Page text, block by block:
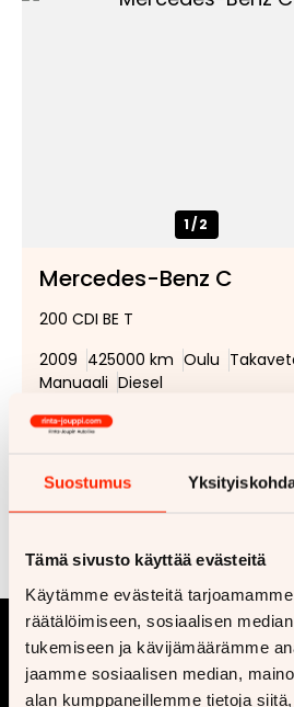
Suostumus
Tämä sivusto käyttää evästeitä
Käytämme evästeitä
räätälöimiseen, sosiaalisen
tukemiseen ja kävijämäärämme
jaamme sosiaalisen median,
alan kumppaneillemme tietoja
1/2
Mercedes-Benz C
200 CDI BE T
2009 425000 km Oulu
Manuaali Diesel
Lisää tarjouspyyntöön